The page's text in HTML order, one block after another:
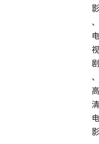
影
、
电
视
剧
、
高
清
电
影